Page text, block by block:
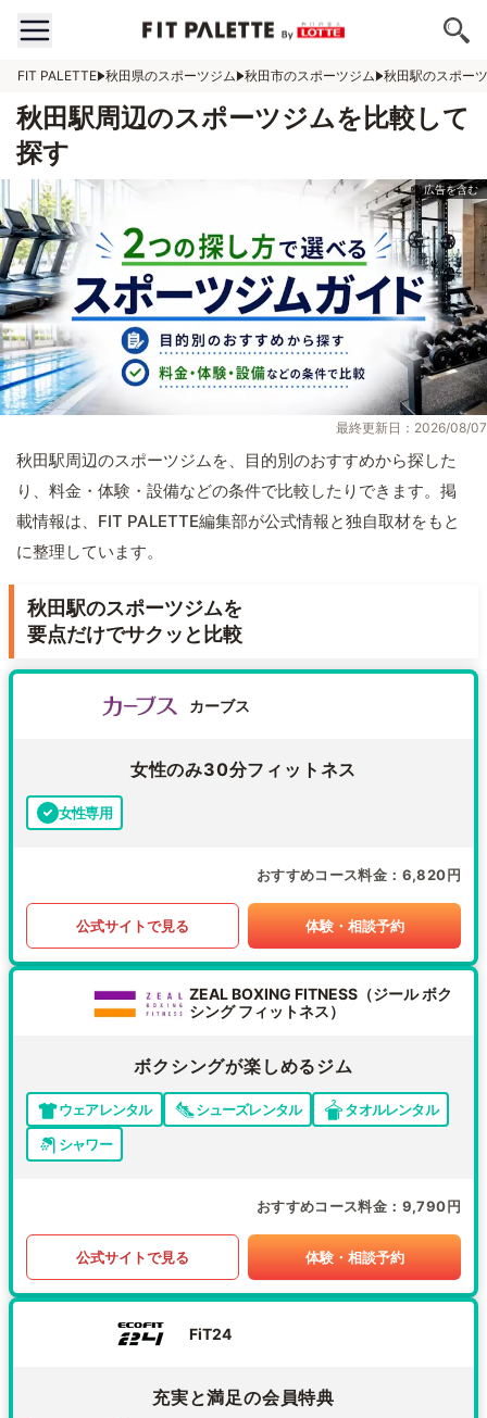
FIT PALETTE 秋田県のスポーツジム 秋田市のスポーツジム 秋田駅のスポー
秋田駅周辺のスポーツジムを比較して
探す
最終更新日：2026/08/07
秋田駅周辺のスポーツジムを、目的別のおすすめから探した
り、料金・体験・設備などの条件で比較したりできます。掲
載情報は、FIT PALETTE編集部が公式情報と独自取材をもと
に整理しています。
秋田駅のスポーツジムを
要点だけでサクッと比較
カーブス
女性のみ30分フィットネス
女性専用
おすすめコース料金 6,820円
公式サイトで見る 体験・相談予約
ZEAL BOXING FITNESS（ジール ボク
シング フィットネス）
ボクシングが楽しめるジム
ウェアレンタル シューズレンタル
タオルレンタル
シャワー
おすすめコース料金 9,790円
公式サイトで見る 体験・相談予約
FiT24
充実と満足の会員特典